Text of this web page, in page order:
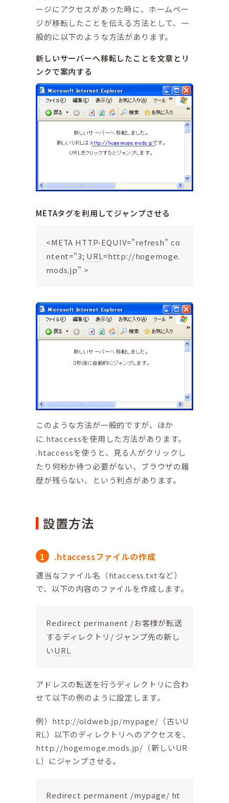
ージにアクセスがあった時に、ホームペー
ジが移転したことを伝える方法として、一
般的に以下のような方法があります。
新しいサーバーへ移転したことを文章とリ
ンクで案内する
METAタグを利用してジャンプさせる
<META HTTP-EQUIV="refresh" co
ntent="3; URL=http://hogemoge.
mods.jp" >
このような方法が一般的ですが、ほか
に.htaccessを使用した方法があります。
.htaccessを使うと、見る人がクリックし
たり何秒か待つ必要がない、ブラウザの履
歴が残らない、という利点があります。
設置方法
.htaccessファイルの作成
適当なファイル名（htaccess.txtなど）
で、以下の内容のファイルを作成します。
Redirect permanent /お客様が転送
するディレクトリ/ ジャンプ先の新し
いURL
アドレスの転送を行うディレクトリに合わ
せて以下の例のように設定します。
例）http://oldweb.jp/mypage/（古いU
RL）以下のディレクトリへのアクセスを、
http://hogemoge.mods.jp/（新しいUR
L）にジャンプさせる。
Redirect permanent /mypage/ ht